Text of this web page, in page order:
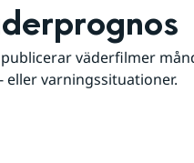
väderfilmer
eller varningssituationer.